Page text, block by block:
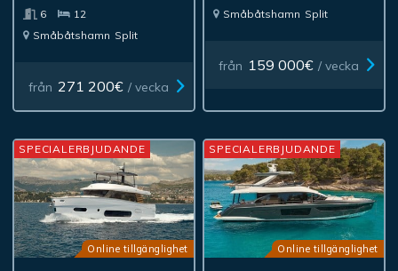
6
12
Småbåtshamn Split
från 271 200€ / vecka
Småbåtshamn Split
från 159 000€ / vecka
Online tillgänglighet
SPECIALERBJUDANDE
Online tillgänglighet
SPECIALERBJUDANDE